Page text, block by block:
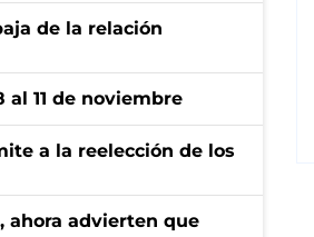
de la relación
11 de noviembre
a la reelección de los
ahora advierten que